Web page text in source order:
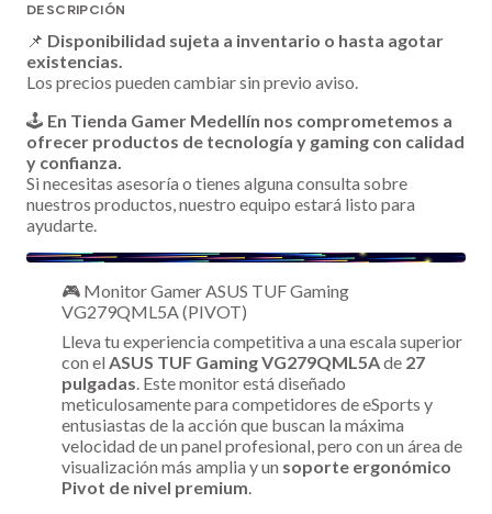
DESCRIPCIÓN
📌 Disponibilidad sujeta a inventario o hasta agotar
existencias.
Los precios pueden cambiar sin previo aviso.
🕹️ En Tienda Gamer Medellín nos comprometemos a
ofrecer productos de tecnología y gaming con calidad
y confianza.
Si necesitas asesoría o tienes alguna consulta sobre
nuestros productos, nuestro equipo estará listo para
ayudarte.
🎮 Monitor Gamer ASUS TUF Gaming
VG279QML5A (PIVOT)
Lleva tu experiencia competitiva a una escala superior
con el ASUS TUF Gaming VG279QML5Ade 27
pulgadas. Este monitor está diseñado
meticulosamente para competidores de eSports y
entusiastas de la acción que buscan la máxima
velocidad de un panel profesional, pero con un área de
visualización más amplia y un soporte ergonómico
Pivot de nivel premium.